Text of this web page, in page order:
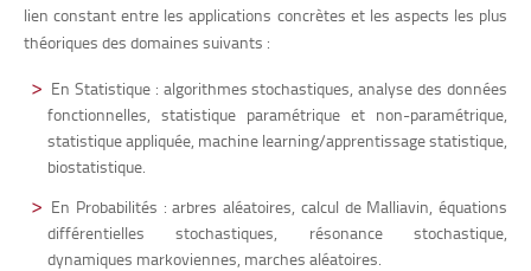
lien constant entre les applications concrètes et les aspects les plus
théoriques des domaines suivants :
En Statistique: algorithmes stochastiques, analyse des données
fonctionnelles, statistique paramétrique et non-paramétrique,
statistique appliquée, machine learning/apprentissage statistique,
biostatistique.
En Probabilités : arbres aléatoires, calcul de Malliavin, équations
différentielles stochastiques, résonance stochastique,
dynamiques markoviennes, marches aléatoires.